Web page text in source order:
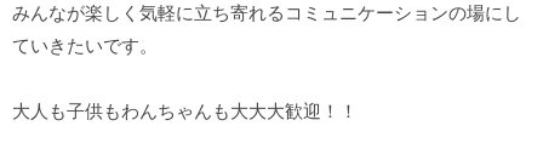
みんなが楽しく気軽に立ち寄れるコミュニケーションの場にし
ていきたいです。
大人も子供もわんちゃんも大大大歓迎！！